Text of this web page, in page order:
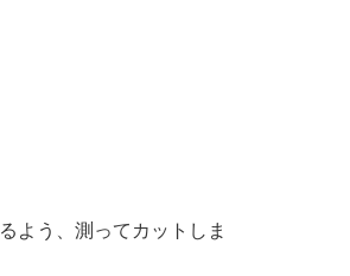
よう、測ってカットしま